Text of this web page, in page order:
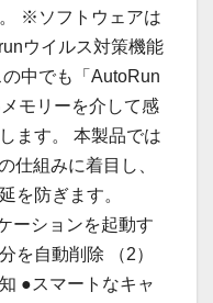
※ソフトウェアは
ウイルス対策機能
中でも「AutoRun
モリーを介して感
ます。 本製品では
仕組みに着目し、
を防ぎます。
ーションを起動す
を自動削除 （2）
●スマートなキャ